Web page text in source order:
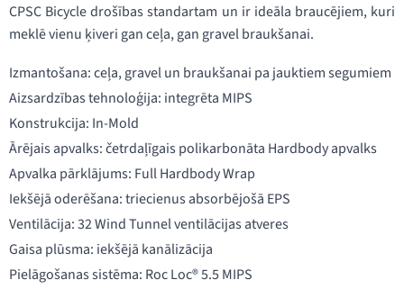
CPSC Bicycle drošības standartam un ir ideāla braucējiem, kuri
meklē vienu ķiveri gan ceļa, gan gravel braukšanai.
Izmantošana: ceļa, gravel un braukšanai pa jauktiem segumiem
Aizsardzības tehnoloģija: integrēta MIPS
Konstrukcija: In-Mold
Ārējais apvalks: četrdaļīgais polikarbonāta Hardbody apvalks
Apvalka pārklājums: Full Hardbody Wrap
Iekšējā oderēšana: triecienus absorbējošā EPS
Ventilācija: 32 Wind Tunnel ventilācijas atveres
Gaisa plūsma: iekšējā kanālizācija
Pielāgošanas sistēma: Roc Loc® 5.5 MIPS